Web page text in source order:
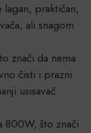
lagan, praktičan,
ali snagom
znači da nema
čisti i prazni
usisavač
800W, što znači